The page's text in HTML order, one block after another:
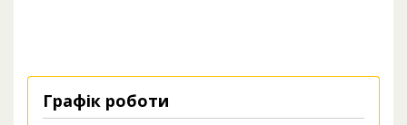
Графік роботи